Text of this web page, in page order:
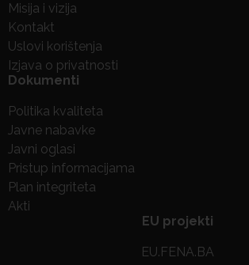
Misija i vizija
Kontakt
Uslovi korištenja
Izjava o privatnosti
Dokumenti
Politika kvaliteta
Javne nabavke
Javni oglasi
Pristup informacijama
Plan integriteta
Akti
EU projekti
EU.FENA.BA